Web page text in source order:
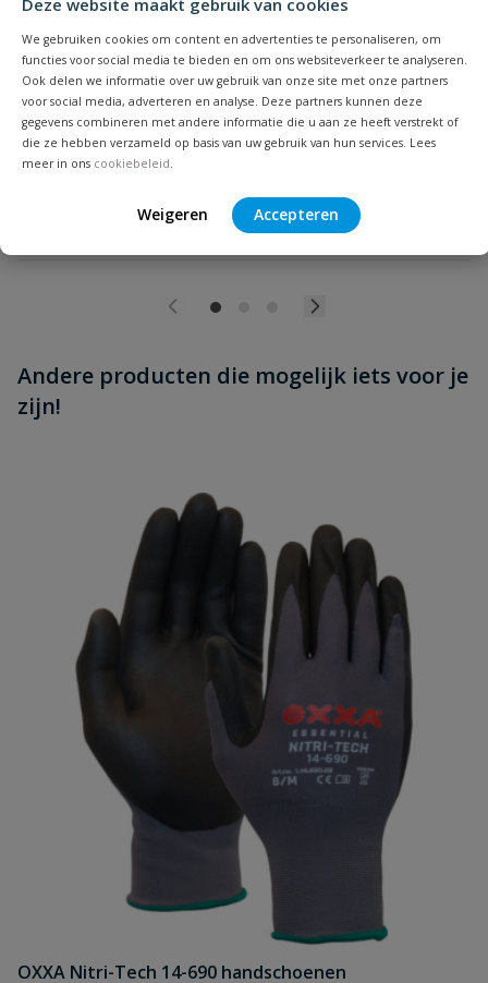
We gebruiken cookies om content en advertenties te personaliseren, om
functies voor social media te bieden en om ons websiteverkeer te analyseren.
Ook delen we informatie over uw gebruik van onze site met onze partners
voor social media, adverteren en analyse. Deze partners kunnen deze
gegevens combineren met andere informatie die u aan ze heeft verstrekt of
die ze hebben verzameld op basis van uw gebruik van hun services. Lees
meer in ons cookiebeleid.
Weigeren Accepteren
Maximale
vloeistoftemperatuur
70 °C
Merknaam Henco
Minimale
Serie Henco pers
verwarming, water (drinkwater)
Beoordeling versturen
Henco meerlagenbuis wit
Op voorraad
Andere producten die mogelijk iets voor je
zijn!
OXXA Nitri-Tech 14-690 handschoenen